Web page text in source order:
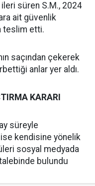
süren S.M., 2024
ait güvenlik
teslim etti.
saçından çekerek
anlar yer aldı.
KARARI
süreyle
ise kendisine yönelik
sosyal medyada
bulundu